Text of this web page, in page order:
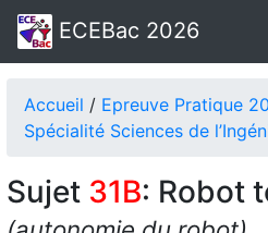
ECEBac 2026
Accueil / Epreuve Pratique
Spécialité Sciences de
Sujet 31B: Robot